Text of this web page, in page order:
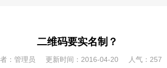
二维码要实名制？
：管理员 更新时间：2016-04-20 人气： 257